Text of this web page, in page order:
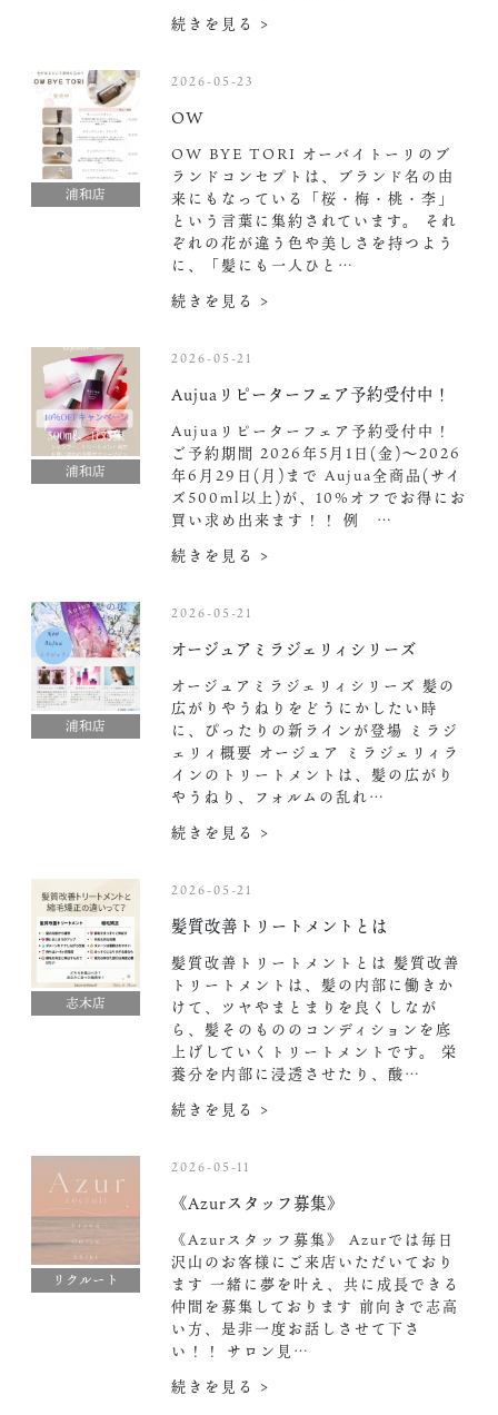
続きを見る >
浦和店
2026-05-23
OW
OW BYE TORI オーバイトーリのブ
ランドコンセプトは、ブランド名の由
来にもなっている「桜・梅・桃・李」
という言葉に集約されています。 それ
ぞれの花が違う色や美しさを持つよう
に、「髪にも一人ひと…
続きを見る >
浦和店
2026-05-21
Aujuaリピーターフェア予約受付中！
Aujuaリピーターフェア予約受付中！
ご予約期間 2026年5月1日(金)〜2026
年6月29日(月)まで Aujua全商品(サイ
ズ500ml以上)が、10%オフでお得にお
買い求め出来ます！！ 例 …
続きを見る >
浦和店
2026-05-21
オージュアミラジェリィシリーズ
オージュアミラジェリィシリーズ 髪の
広がりやうねりをどうにかしたい時
に、ぴったりの新ラインが登場 ミラジ
ェリィ概要 オージュア ミラジェリィラ
インのトリートメントは、髪の広がり
やうねり、フォルムの乱れ…
続きを見る >
志木店
2026-05-21
髪質改善トリートメントとは
髪質改善トリートメントとは 髪質改善
トリートメントは、髪の内部に働きか
けて、ツヤやまとまりを良くしなが
ら、髪そのもののコンディションを底
上げしていくトリートメントです。 栄
養分を内部に浸透させたり、酸…
続きを見る >
リクルート
2026-05-11
《Azurスタッフ募集》
《Azurスタッフ募集》
Azurでは毎日
沢山のお客様にご来店いただいており
ます 一緒に夢を叶え、共に成長できる
仲間を募集しております 前向きで志高
い方、是非一度お話しさせて下さ
い！！ サロン見…
続きを見る >